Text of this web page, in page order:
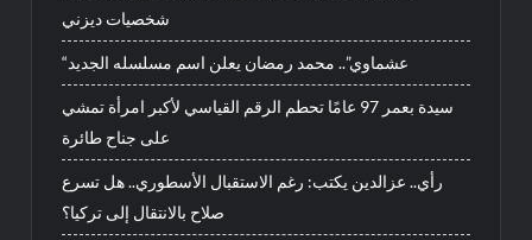
شخصيات ديزني
“عشماوي”.. محمد رمضان يعلن اسم مسلسله الجديد
سيدة بعمر 97 عامًا تحطم الرقم القياسي لأكبر امرأة تمشي
على جناح طائرة
رأي.. عزالدين يكتب: رغم الاستقبال الأسطوري.. هل تسرع
صلاح بالانتقال إلى تركيا؟